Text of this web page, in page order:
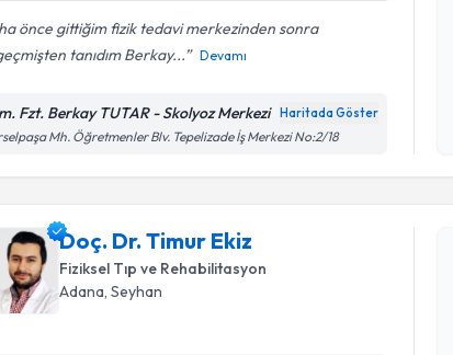
önce gittiğim fizik tedavi merkezinden sonra
tanıdım Berkay...
Devamı
Fzt. Berkay TUTAR - Skolyoz Merkezi Haritada Göster
Mh. Öğretmenler Blv. Tepelizade İş Merkezi No:2/18
Doç. Dr. Timur Ekiz
Fiziksel Tıp ve Rehabilitasyon
Adana, Seyhan